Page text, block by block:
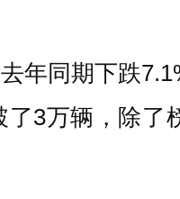
年同期下跌
3万辆，除了